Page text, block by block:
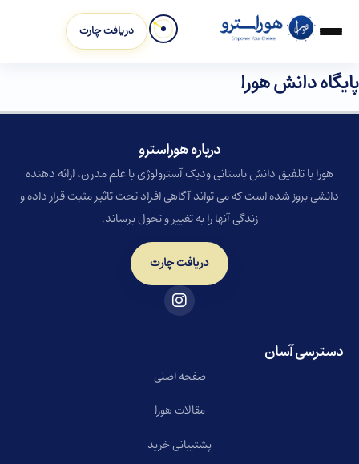
دریافت چارت
پایگاه دانش هورا
درباره هوراسترو​
هورا با تلفیق دانش باستانی ودیک آسترولوژی با علم مدرن، ارائه دهنده
دانشی بروز شده است که می تواند آگاهی افراد تحت تاثیر مثبت قرار داده و
زندگی آنها را به تغییر و تحول برساند.
دریافت چارت
دسترسی آسان
صفحه اصلی
مقالات هورا
پشتیبانی خرید